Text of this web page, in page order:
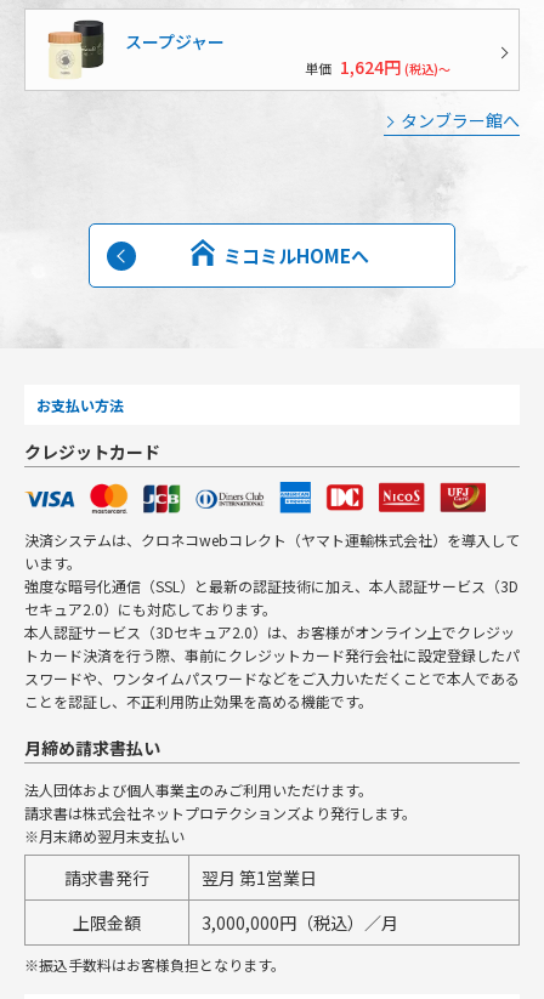
スープジャー
単価 1,624円 (税込)～
タンブラー館へ
ミコミルHOMEへ
お支払い方法
クレジットカード
決済システムは、クロネコwebコレクト（ヤマト運輸株式会社）を導入して
います。
強度な暗号化通信（SSL）と最新の認証技術に加え、本人認証サービス（3D
セキュア2.0）にも対応しております。
本人認証サービス（3Dセキュア2.0）は、お客様がオンライン上でクレジッ
トカード決済を行う際、事前にクレジットカード発行会社に設定登録したパ
スワードや、ワンタイムパスワードなどをご入力いただくことで本人である
ことを認証し、不正利用防止効果を高める機能です。
月締め請求書払い
法人団体および個人事業主のみご利用いただけます。
請求書は株式会社ネットプロテクションズより発行します。
※月末締め翌月末支払い
請求書発行
翌月 第1営業日
上限金額
3,000,000円（税込）／月
※振込手数料はお客様負担となります。